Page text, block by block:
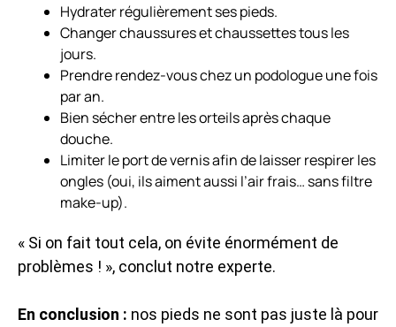
Hydrater régulièrement ses pieds.
Changer chaussures et chaussettes tous les
jours.
Prendre rendez-vous chez un podologue une fois
par an.
Bien sécher entre les orteils après chaque
douche.
Limiter le port de vernis afin de laisser respirer les
ongles (oui, ils aiment aussi l’air frais… sans filtre
make-up).
« Si on fait tout cela, on évite énormément de
problèmes ! », conclut notre experte.
En conclusion : nos pieds ne sont pas juste là pour